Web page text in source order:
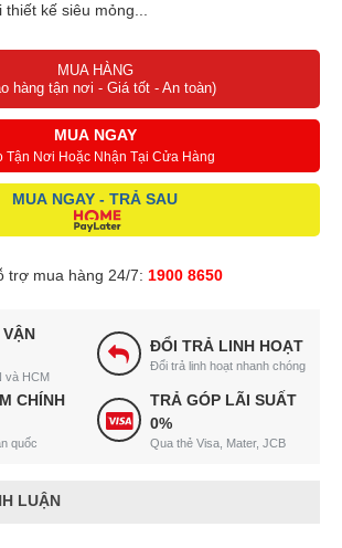
kế siêu mỏng...
MUA HÀNG
hàng tận nơi - Giá tốt - An toàn)
MUA NGAY
Tận Nơi Hoặc Nhận Tại Cửa Hàng
MUA NGAY - TRẢ SAU
trợ mua hàng 24/7: 1900 8650
VẬN
và HCM
ĐỔI TRẢ LINH HOẠT
Đổi trả linh hoạt nhanh chóng
CHÍNH
quốc
TRẢ GÓP LÃI SUẤT
0%
Qua thẻ Visa, Mater, JCB
LUẬN